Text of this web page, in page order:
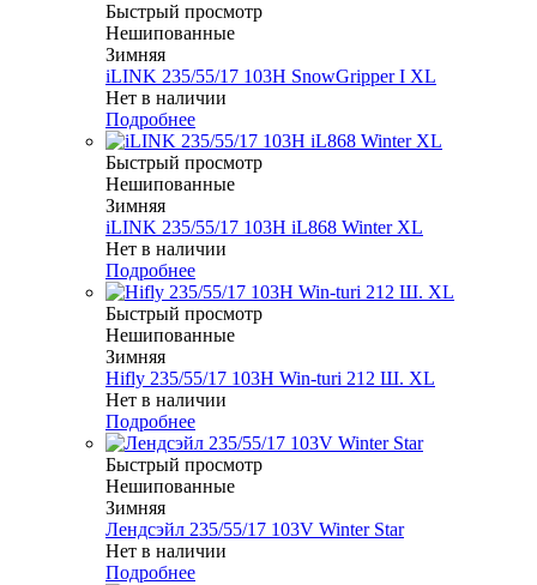
Быстрый просмотр
Нешипованные
Зимняя
iLINK 235/55/17 103H SnowGripper I XL
Нет в наличии
Подробнее
Быстрый просмотр
Нешипованные
Зимняя
iLINK 235/55/17 103H iL868 Winter XL
Нет в наличии
Подробнее
Быстрый просмотр
Нешипованные
Зимняя
Hifly 235/55/17 103H Win-turi 212 Ш. XL
Нет в наличии
Подробнее
Быстрый просмотр
Нешипованные
Зимняя
Лендсэйл 235/55/17 103V Winter Star
Нет в наличии
Подробнее